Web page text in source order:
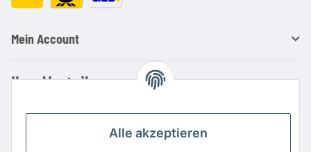
Mein Account
Ihre Vorteile
Kauf auf RechnungAlle akzeptieren